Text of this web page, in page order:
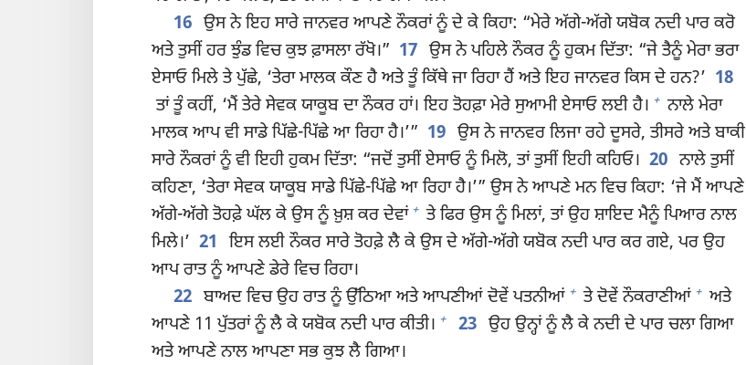
16 ਉਸ ਨੇ ਇਹ ਸਾਰੇ ਜਾਨਵਰ ਆਪਣੇ ਨੌਕਰਾਂ ਨੂੰ ਦੇ ਕੇ ਕਿਹਾ: “ਮੇਰੇ ਅੱਗੇ-ਅੱਗੇ ਯਬੋਕ ਨਦੀ ਪਾਰ ਕਰੋ
ਅਤੇ ਤੁਸੀਂ ਹਰ ਝੁੰਡ ਵਿਚ ਕੁਝ ਫ਼ਾਸਲਾ ਰੱਖੋ।” 17 ਉਸ ਨੇ ਪਹਿਲੇ ਨੌਕਰ ਨੂੰ ਹੁਕਮ ਦਿੱਤਾ: “ਜੇ ਤੈਨੂੰ ਮੇਰਾ ਭਰਾ
ਏਸਾਓ ਮਿਲੇ ਤੇ ਪੁੱਛੇ, ‘ਤੇਰਾ ਮਾਲਕ ਕੌਣ ਹੈ ਅਤੇ ਤੂੰ ਕਿੱਥੇ ਜਾ ਰਿਹਾ ਹੈਂ ਅਤੇ ਇਹ ਜਾਨਵਰ ਕਿਸ ਦੇ ਹਨ?’ 18
ਤਾਂ ਤੂੰ ਕਹੀਂ, ‘ਮੈਂ ਤੇਰੇ ਸੇਵਕ ਯਾਕੂਬ ਦਾ ਨੌਕਰ ਹਾਂ। ਇਹ ਤੋਹਫ਼ਾ ਮੇਰੇ ਸੁਆਮੀ ਏਸਾਓ ਲਈ ਹੈ। + ਨਾਲੇ ਮੇਰਾ
ਮਾਲਕ ਆਪ ਵੀ ਸਾਡੇ ਪਿੱਛੇ-ਪਿੱਛੇ ਆ ਰਿਹਾ ਹੈ।’” 19 ਉਸ ਨੇ ਜਾਨਵਰ ਲਿਜਾ ਰਹੇ ਦੂਸਰੇ, ਤੀਸਰੇ ਅਤੇ ਬਾਕੀ
ਸਾਰੇ ਨੌਕਰਾਂ ਨੂੰ ਵੀ ਇਹੀ ਹੁਕਮ ਦਿੱਤਾ: “ਜਦੋਂ ਤੁਸੀਂ ਏਸਾਓ ਨੂੰ ਮਿਲੋ, ਤਾਂ ਤੁਸੀਂ ਇਹੀ ਕਹਿਓ। 20 ਨਾਲੇ ਤੁਸੀਂ
ਕਹਿਣਾ, ‘ਤੇਰਾ ਸੇਵਕ ਯਾਕੂਬ ਸਾਡੇ ਪਿੱਛੇ-ਪਿੱਛੇ ਆ ਰਿਹਾ ਹੈ।’” ਉਸ ਨੇ ਆਪਣੇ ਮਨ ਵਿਚ ਕਿਹਾ: ‘ਜੇ ਮੈਂ ਆਪਣੇ
ਅੱਗੇ-ਅੱਗੇ ਤੋਹਫ਼ੇ ਘੱਲ ਕੇ ਉਸ ਨੂੰ ਖ਼ੁਸ਼ ਕਰ ਦੇਵਾਂ + ਤੇ ਫਿਰ ਉਸ ਨੂੰ ਮਿਲਾਂ, ਤਾਂ ਉਹ ਸ਼ਾਇਦ ਮੈਨੂੰ ਪਿਆਰ ਨਾਲ
ਮਿਲੇ।’ 21 ਇਸ ਲਈ ਨੌਕਰ ਸਾਰੇ ਤੋਹਫ਼ੇ ਲੈ ਕੇ ਉਸ ਦੇ ਅੱਗੇ-ਅੱਗੇ ਯਬੋਕ ਨਦੀ ਪਾਰ ਕਰ ਗਏ, ਪਰ ਉਹ
ਆਪ ਰਾਤ ਨੂੰ ਆਪਣੇ ਡੇਰੇ ਵਿਚ ਰਿਹਾ।
22 ਬਾਅਦ ਵਿਚ ਉਹ ਰਾਤ ਨੂੰ ਉੱਠਿਆ ਅਤੇ ਆਪਣੀਆਂ ਦੋਵੇਂ ਪਤਨੀਆਂ + ਤੇ ਦੋਵੇਂ ਨੌਕਰਾਣੀਆਂ + ਅਤੇ
ਆਪਣੇ 11 ਪੁੱਤਰਾਂ ਨੂੰ ਲੈ ਕੇ ਯਬੋਕ ਨਦੀ ਪਾਰ ਕੀਤੀ। + 23 ਉਹ ਉਨ੍ਹਾਂ ਨੂੰ ਲੈ ਕੇ ਨਦੀ ਦੇ ਪਾਰ ਚਲਾ ਗਿਆ
ਅਤੇ ਆਪਣੇ ਨਾਲ ਆਪਣਾ ਸਭ ਕੁਝ ਲੈ ਗਿਆ।